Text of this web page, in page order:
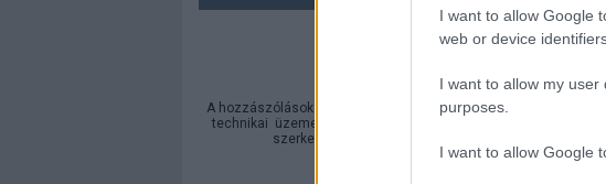
I want to allow Google
web or device
I want to allow my
purposes.
I want to allow Google
A hozzászólások a vonatkozó jogszabályokértelmében
technikai üzemeltetője semmilyen felelősséget nem vállal,
szerkesztőjéhez. Részletek a